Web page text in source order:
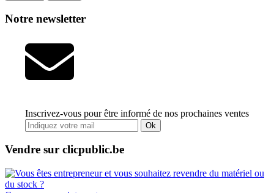
Notre newsletter
Inscrivez-vous pour être informé de nos prochaines ventes
Ok
Vendre sur clicpublic.be